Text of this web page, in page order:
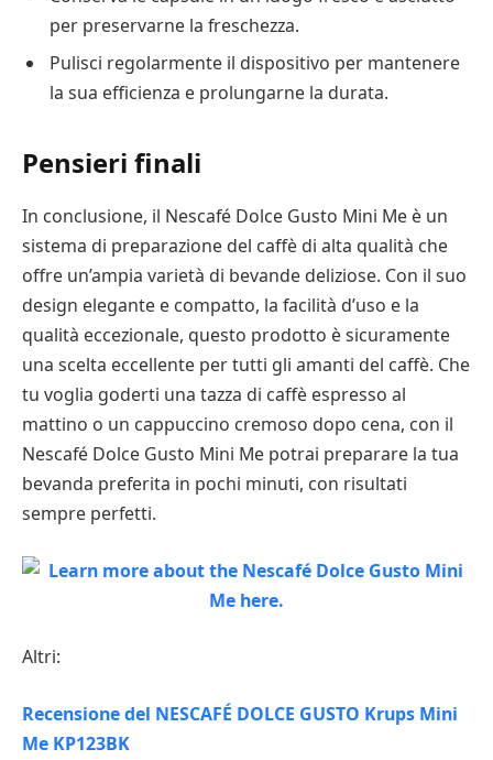
per preservarne la freschezza.
Pulisci regolarmente il dispositivo per mantenere
la sua efficienza e prolungarne la durata.
Pensieri finali
In conclusione, il Nescafé Dolce Gusto Mini Me è un
sistema di preparazione del caffè di alta qualità che
offre un’ampia varietà di bevande deliziose. Con il suo
design elegante e compatto, la facilità d’uso e la
qualità eccezionale, questo prodotto è sicuramente
una scelta eccellente per tutti gli amanti del caffè. Che
tu voglia goderti una tazza di caffè espresso al
mattino o un cappuccino cremoso dopo cena, con il
Nescafé Dolce Gusto Mini Me potrai preparare la tua
bevanda preferita in pochi minuti, con risultati
sempre perfetti.
Altri:
Recensione del NESCAFÉ DOLCE GUSTO Krups Mini
Me KP123BK